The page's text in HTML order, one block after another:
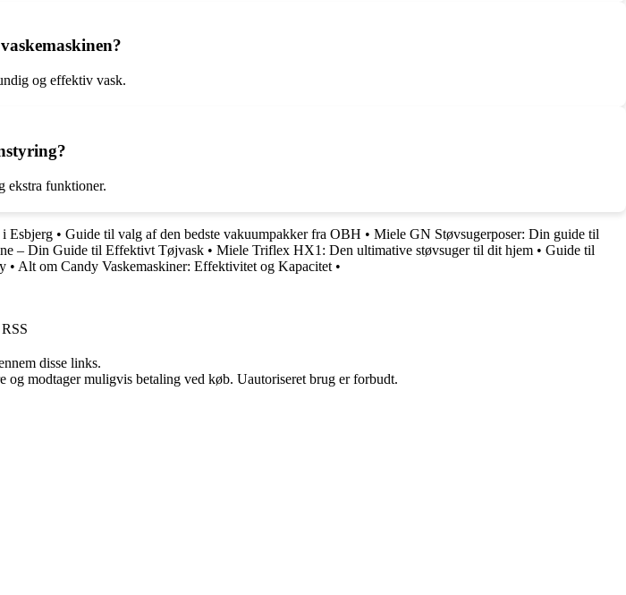
og effektiv vask.
ekstra funktioner.
Esbjerg • Guide til valg af den bedste vakuumpakker fra OBH • Miele GN Støvsugerposer: Din guide til
– Din Guide til Effektivt Tøjvask • Miele Triflex HX1: Den ultimative støvsuger til dit hjem • Guide til
• Alt om Candy Vaskemaskiner: Effektivitet og Kapacitet •
RSS
disse links.
og modtager muligvis betaling ved køb. Uautoriseret brug er forbudt.